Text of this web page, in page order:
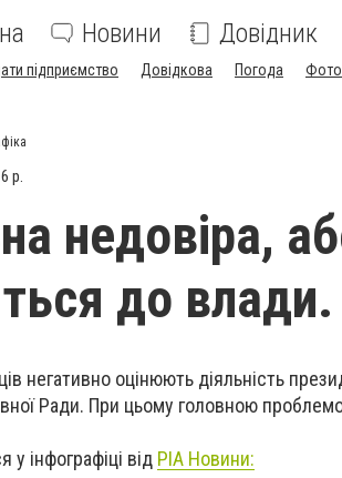
Новини Довідник
підприємство Довідкова Погода
р.
недовіра,
до влади.
негативно оцінюють діяльність
Ради. При цьому головною
у інфографіці від РІА Новини: